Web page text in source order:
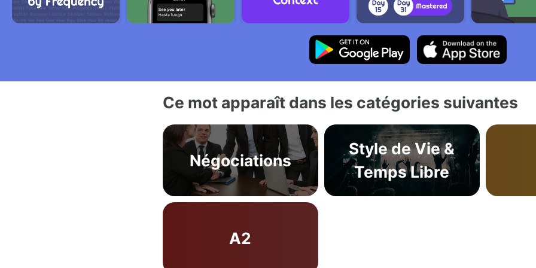
Ce mot apparaît dans les catégories suivantes
Négociations
Style de Vie &
Temps Libre
A2